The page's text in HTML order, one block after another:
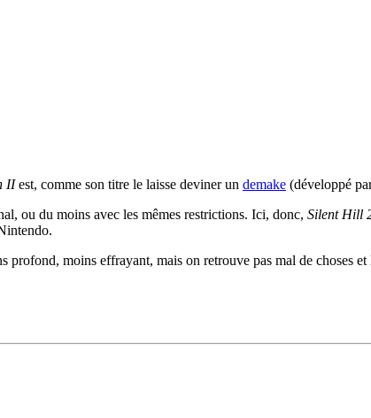
IIest, comme son titre le laisse deviner un demake (développé
ou du moins avec les mêmes restrictions. Ici, donc, Silent Hill
profond, moins effrayant, mais on retrouve pas mal de choses